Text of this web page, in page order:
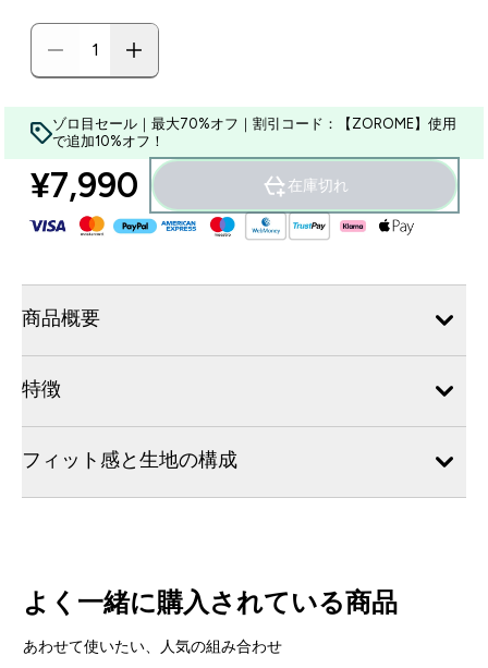
ゾロ目セール｜最大70%オフ｜割引コード：【ZOROME】使用
で追加10%オフ！
¥7,990‎ 在庫切れ
商品概要
特徴
フィット感と生地の構成
よく一緒に購入されている商品
あわせて使いたい、人気の組み合わせ